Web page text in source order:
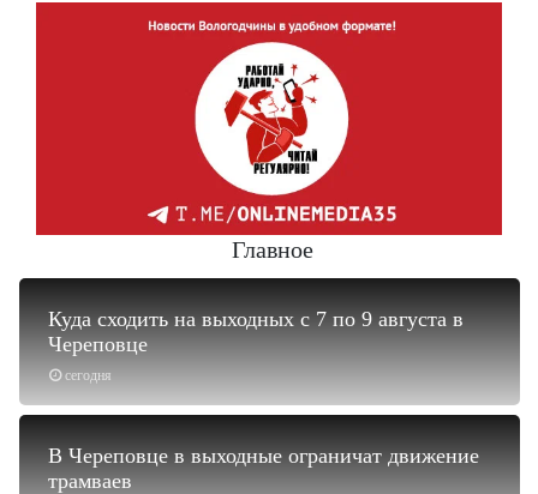
Главное
сегодня
Куда сходить на выходных с 7 по 9 августа в
Череповце
В Череповце в выходные ограничат движение
трамваев